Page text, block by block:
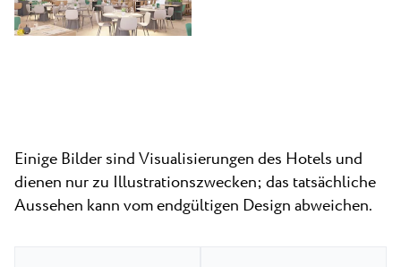
Einige Bilder sind Visualisierungen des Hotels und
dienen nur zu Illustrationszwecken; das tatsächliche
Aussehen kann vom endgültigen Design abweichen.